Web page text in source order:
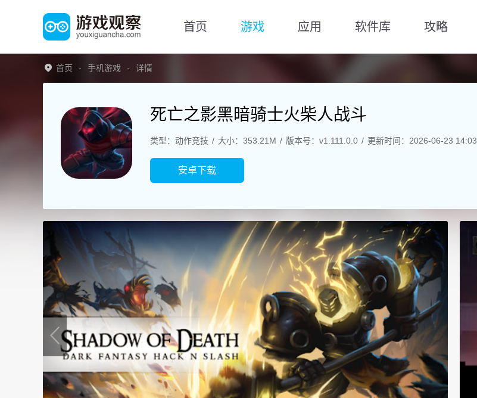
首页 游戏 应用 软件库 攻略
首页 手机游戏 详情
死亡之影黑暗骑士火柴人战斗
类型：动作竞技 大小：353.21M 版本号：v1.111.0.0 更新时间：2026-06-23 14:03
安卓下载